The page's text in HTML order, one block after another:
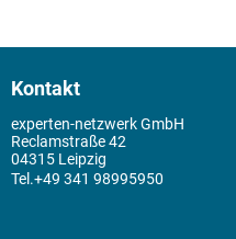
Kontakt
experten-netzwerk GmbH
Reclamstraße 42
04315 Leipzig
+49 341 98995950